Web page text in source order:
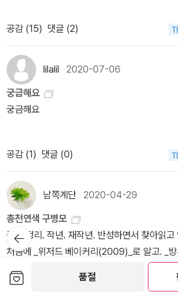
품절
전의 일인데, 저녁먹고 산책가는 걸 좋아하지
아서, 올 때마다 편의점에 들러서 과자를 한 봉
아서가 아니라, 다녀온 기념품 같았거든요. 오
만, 페이퍼를 쓰고 나면 잠깐 나가서라도 걸어
니다. 운동량이 적어지는 실내 생활이 길어질
는 것 같아서요. 대신 조금 더 따뜻하게 입어야
퍼를 쓰기 시작할 시간부터 5시 뉴스를 했을 것
오후 뉴스를 대충 검색해봤습니다. 어제 코로
래도 여전히 많습니다. 전일 4115명, 오늘
은 뉴스 지나가는 걸 봤는데, 위증중 환자가
0명대를 돌파했습니다. 며칠 전부터 중환자실
나왔는데, 이번 확진자 증가가 심각해보입니다
시작하는 단계적 일상회복, 위드 코로나의 중단
다는 뉴스도 검색되었습니다. 마스크 잘 쓰시고
야할 때가 된 것 같아요. 매일 오전에 도착하
우리 시 전일 기준 260명 신규확진자가 발생했
'일 최고 속도로 전파중' 이라는 내용이 있었
시하고 구박하지만 내심으로는 동생같은 곤
하면서 아이의 생존을 위해 어떤 상황에서도
가장 강력한 사건은 강하 엄마의 죽음인데, 그
었던 곤은 불가피하게 경찰의 수사를 받을 수
는 곤의 아가미. 곤은 이상한, 비정상적인 신체
협받을 상황에 놓일지도 모른다. 강하는 자신의
른다. 곤은 강 근처에서 생활하면서 우연히
게되고, 해류는 자신이 구조된 상황을 sns에 올
게되면서 해류와 강하는 만나게 된다. 해류는
된 것, 강하는 곤과 살았던 시절을 서로 들려주
는데... 이런 와중에 태풍과 홍수가 나서 강하는
실종되고 해류는 그들을 찾아다니지만 끝내 찾
이 강하에게 보내주었던 자신이 있는 강변 풍
찾는다. 해류는 곤을 찾아가고 강하가 실종되
곤은 강을 따라 바다까지 내려간 것으로 보인
에 잃어버린 슬리퍼와 비치볼을 갖다주는 한
따라 동선과 행동을 다 설정해놓고 어떻게 하
인지에 대한 생각으로 머리속이 꽉 차있었다.
절이었다. ㅎㅎ 필연 예민한 성격일 수 밖에
금은 주위의 많은 사람들이 나의 흉터를 구경
이르렀다. 이런 변화는 한번의 극적인 계기가
인 변화를 통해서 이루어진 것 같은데, 굳이 결
면 ...아마도 그건 내가 미국에 와서 부터인것
어도, 흉터가 보이는 수영복을 입고 다른 사람
(속으로는 어찌 생각할지 모르지만) 어느 누구
의 끈을 놓을 수 있는 용기가 생기기 시작했던
공감 (15) 댓글 (2)
lilalil 2020-07-06
궁금해요
궁금해요
공감 (1) 댓글 (0)
남쪽계단 2020-04-29
총천연색 구병모
중간 정리. 작년. 재작년. 반성하면서 찾아읽고
처음에 _위저드 베이커리(2009)_로 알고. _방
를 찾아보고는. 꽤나 독특한 청소년 혹은 동화
했었던. 그러다가. 작년에 우연히 _네 이웃의 식탁(2018)_을 읽게 되
뒤로가
기